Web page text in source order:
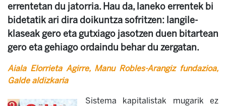
errentetan du jatorria. Hau da, laneko errentek bi
bidetatik ari dira doikuntza sofritzen: langile-
klaseak gero eta gutxiago jasotzen duen bitartean
gero eta gehiago ordaindu behar du zergatan.
Aiala Elorrieta Agirre, Manu Robles-Arangiz fundazioa,
Galde aldizkaria
Sistema kapitalistak mugarik ez